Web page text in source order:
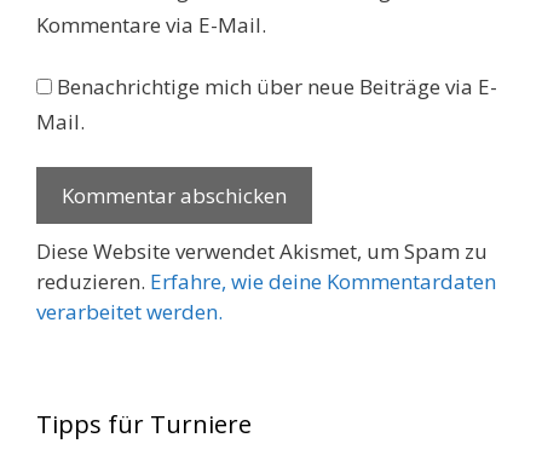
Kommentare via E-Mail.
Benachrichtige mich über neue Beiträge via E-
Mail.
Diese Website verwendet Akismet, um Spam zu
reduzieren. Erfahre, wie deine Kommentardaten
verarbeitet werden.
Tipps für Turniere